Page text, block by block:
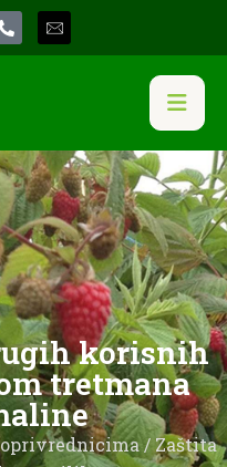
korisnih
tretmana
/ Zaštita